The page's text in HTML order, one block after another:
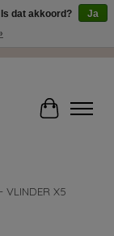
zeker aan in je
VLINDER X5
dat akkoord?
Ja